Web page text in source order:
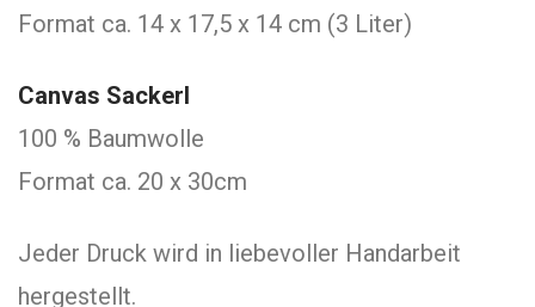
Format ca. 14 x 17,5 x 14 cm (3 Liter)
Canvas Sackerl
100 % Baumwolle
Format ca. 20 x 30cm
Jeder Druck wird in liebevoller Handarbeit
hergestellt.